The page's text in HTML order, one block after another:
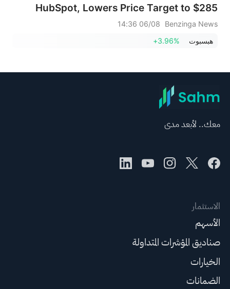
HubSpot, Lowers Price Target to $285
Benzinga News
06/08 14:36
هبسبوت
+3.96%
معك.. لأبعد مدى
الاستثمار
الأسهم
صناديق المؤشرات المتداولة
الخيارات
الضمانات